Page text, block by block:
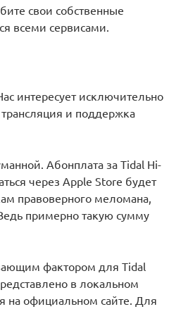
свои собственные
всеми сервисами.
интересует исключительно
трансляция и поддержка
Абонплата за Tidal Hi-
через Apple Store будет
правоверного меломана,
примерно такую сумму
фактором для Tidal
в локальном
на официальном сайте. Для